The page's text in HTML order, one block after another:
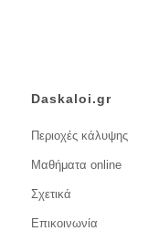
Daskaloi.gr
Περιοχές κάλυψης
Μαθήματα online
Σχετικά
Επικοινωνία